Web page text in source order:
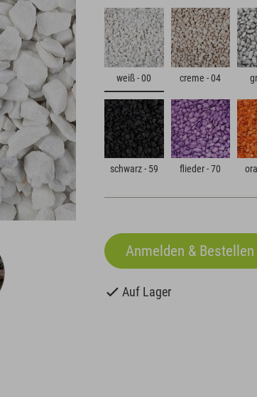
weiß - 00 creme - 04
schwarz - 59 flieder - 70
Auf Lager